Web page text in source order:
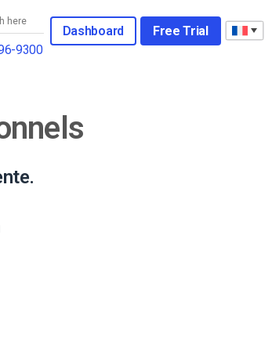
9300
Dashboard Free Trial